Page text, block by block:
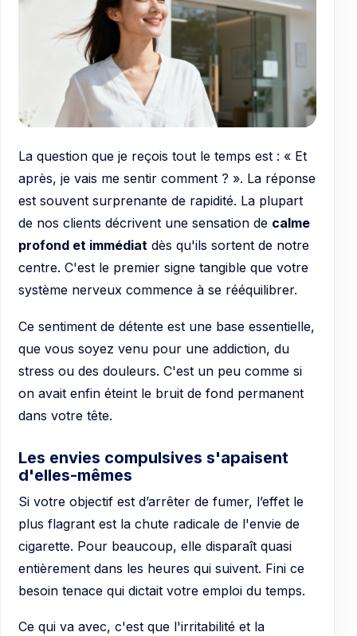
La question que je reçois tout le temps est : « Et
après, je vais me sentir comment ? ». La réponse
est souvent surprenante de rapidité. La plupart
de nos clients décrivent une sensation de calme
profond et immédiat dès qu'ils sortent de notre
centre. C'est le premier signe tangible que votre
système nerveux commence à se rééquilibrer.
Ce sentiment de détente est une base essentielle,
que vous soyez venu pour une addiction, du
stress ou des douleurs. C'est un peu comme si
on avait enfin éteint le bruit de fond permanent
dans votre tête.
Les envies compulsives s'apaisent
d'elles-mêmes
Si votre objectif est d’arrêter de fumer, l’effet le
plus flagrant est la chute radicale de l'envie de
cigarette. Pour beaucoup, elle disparaît quasi
entièrement dans les heures qui suivent. Fini ce
besoin tenace qui dictait votre emploi du temps.
Ce qui va avec, c'est que l'irritabilité et la